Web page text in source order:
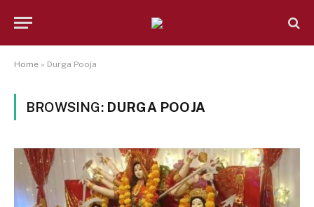
Home » Durga Pooja
BROWSING: DURGA POOJA